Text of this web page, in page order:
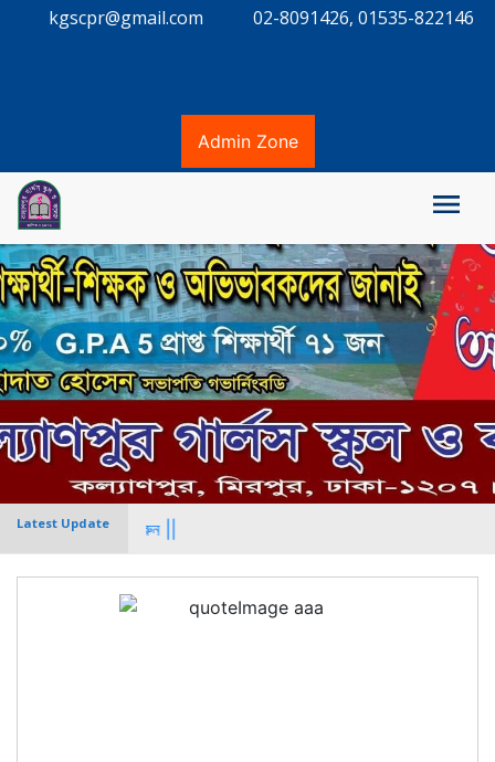
kgscpr@gmail.com 02-8091426, 01535-822146
Admin Zone
Latest Update